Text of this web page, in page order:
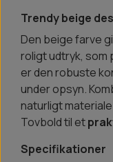
Trendy beige
Den beige farve
roligt udtryk, som
er den robuste
under opsyn.
naturligt
Tovbold til et
Specifikationer